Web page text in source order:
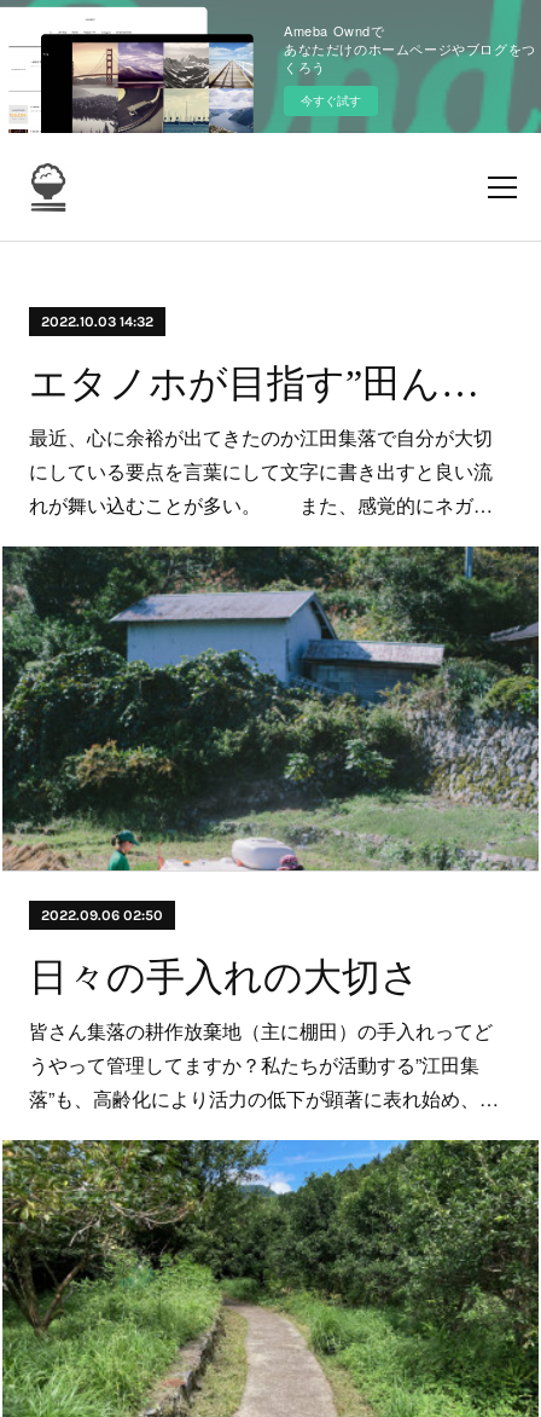
Ameba Owndで
あなただけのホームページやブログをつ
くろう
今すぐ試す
2022.10.03 14:32
エタノホが目指す”田んぼ”とは？
最近、心に余裕が出てきたのか江田集落で自分が大切
にしている要点を言葉にして文字に書き出すと良い流
れが舞い込むことが多い。 また、感覚的にネガ…
2022.09.06 02:50
日々の手入れの大切さ
皆さん集落の耕作放棄地（主に棚田）の手入れってど
うやって管理してますか？私たちが活動する”江田集
落”も、高齢化により活力の低下が顕著に表れ始め、…